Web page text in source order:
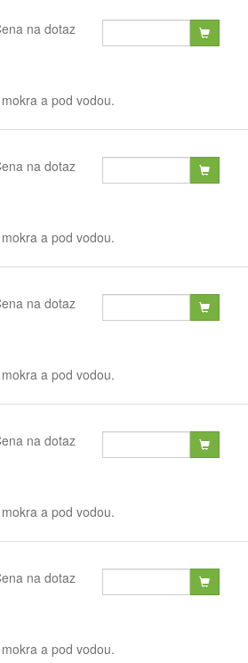
na dotaz
a pod vodou.
na dotaz
a pod vodou.
na dotaz
a pod vodou.
na dotaz
a pod vodou.
na dotaz
a pod vodou.